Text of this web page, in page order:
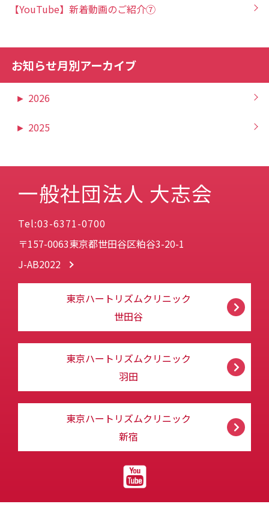
【YouTube】新着動画のご紹介⑦
お知らせ月別アーカイブ
► 2026
► 2025
一般社団法人 大志会
Tel:03-6371-0700
〒157-0063東京都世田谷区粕谷3-20-1
J-AB2022
東京ハートリズムクリニック
世田谷
東京ハートリズムクリニック
羽田
東京ハートリズムクリニック
新宿